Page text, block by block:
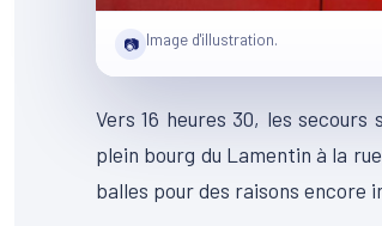
📷 Image d'illustration.
Vers 16 heures 30, les
plein bourg du Lamentin à la
balles pour des raisons encore